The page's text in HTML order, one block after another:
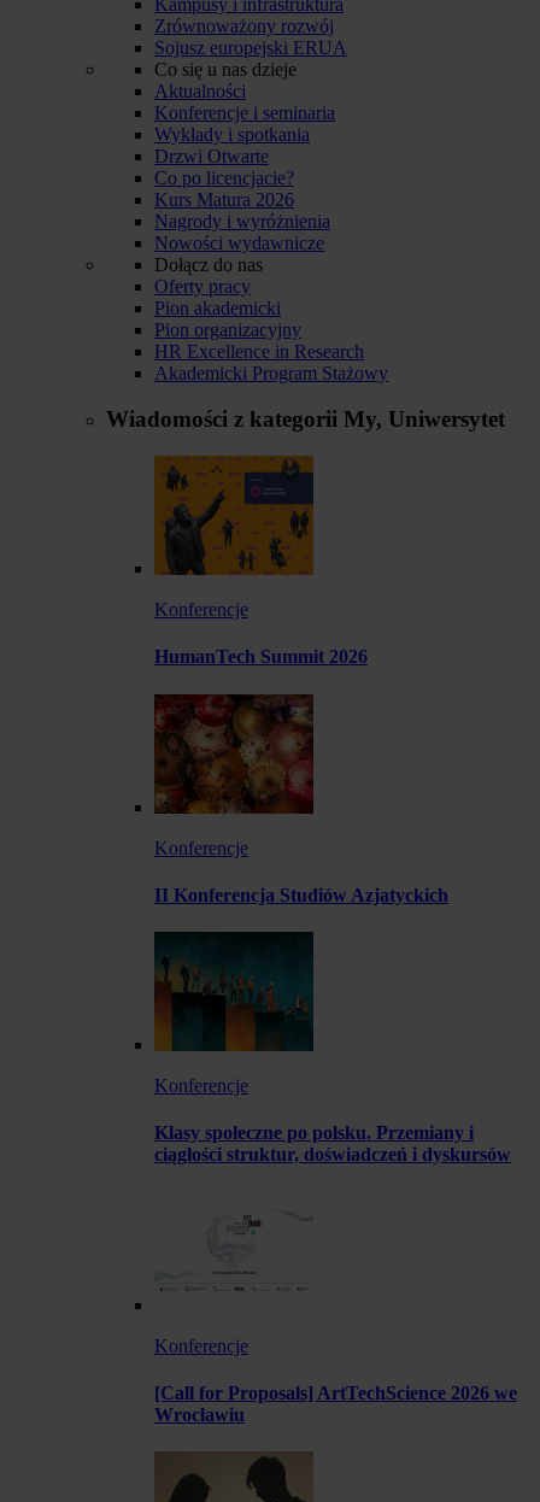
Zrównoważony rozwój
Sojusz europejski ERUA
Co się u nas dzieje
Aktualności
Konferencje i seminaria
Wykłady i spotkania
Drzwi Otwarte
Co po licencjacie?
Kurs Matura 2026
Nagrody i wyróżnienia
Nowości wydawnicze
Dołącz do nas
Oferty pracy
Pion akademicki
Pion organizacyjny
HR Excellence in Research
Akademicki Program Stażowy
Wiadomości z kategorii My, Uniwersytet
Konferencje
HumanTech Summit 2026
Konferencje
II Konferencja Studiów Azjatyckich
Konferencje
Klasy społeczne po polsku. Przemiany i
ciągłości struktur, doświadczeń i dyskursów
Konferencje
[Call for Proposals] ArtTechScience 2026 we
Wrocławiu